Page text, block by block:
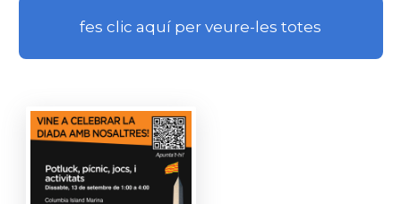
fes clic aquí per veure-les totes